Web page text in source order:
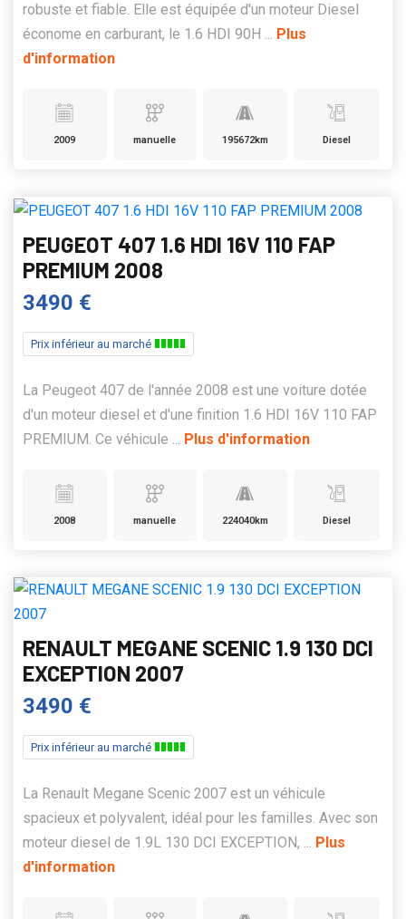
robuste et fiable. Elle est équipée d'un moteur Diesel
économe en carburant, le 1.6 HDI 90H ... Plus
d'information
2009 manuelle 195672km Diesel
PEUGEOT 407 1.6 HDI 16V 110 FAP
PREMIUM 2008
3490 €
Prix inférieur au marché
La Peugeot 407 de l'année 2008 est une voiture dotée
d'un moteur diesel et d'une finition 1.6 HDI 16V 110 FAP
PREMIUM. Ce véhicule ... Plus d'information
2008 manuelle 224040km Diesel
RENAULT MEGANE SCENIC 1.9 130 DCI
EXCEPTION 2007
3490 €
Prix inférieur au marché
La Renault Megane Scenic 2007 est un véhicule
spacieux et polyvalent, idéal pour les familles. Avec son
moteur diesel de 1.9L 130 DCI EXCEPTION, ... Plus
d'information